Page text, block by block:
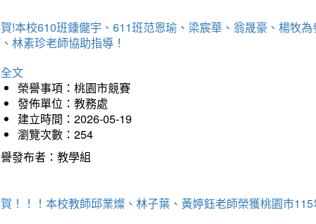
!本校610班鍾儱宇、611班范恩瑜、梁宸華、翁晟豪、楊牧
林素珍老師協助指導！
文
榮譽事項：桃園市競賽
發佈單位：教務處
建立時間：2026-05-19
瀏覽次數：254
發布者：教學組
！！！本校教師邱業燦、林子葉、黃婷鈺老師榮獲桃園市